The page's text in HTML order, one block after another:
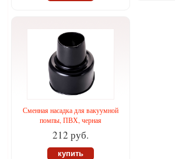
Сменная насадка для вакуумной
помпы, ПВХ, черная
212 руб.
купить